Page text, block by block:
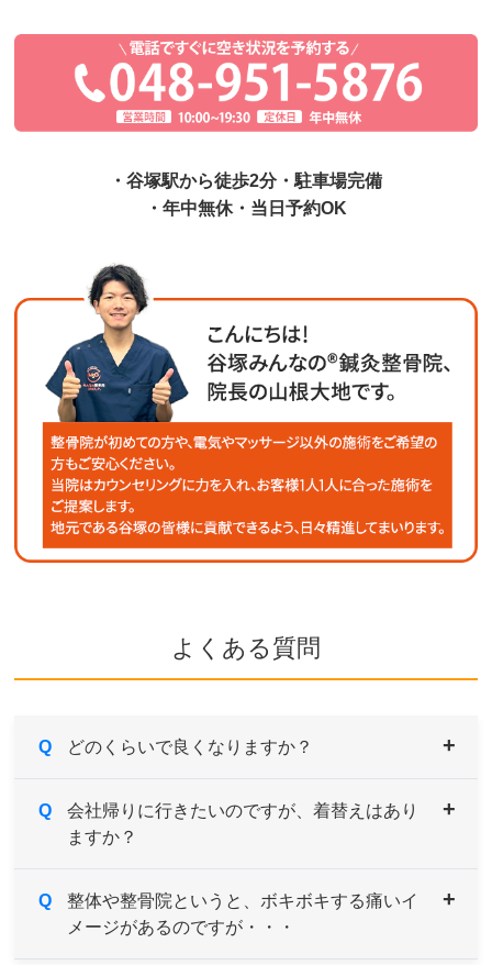
・谷塚駅から徒歩2分・駐車場完備
・年中無休・当日予約OK
よくある質問
Q どのくらいで良くなりますか？
A
症状により異なりますが、痛みや違和感などがあ
るようでしたら続けてご来院していただき、経過
症状の原因である根本を改善していくためには、
約1～３ヶ月を目安とお考えください。
Q
会社帰りに行きたいのですが、着替えはあり
ますか？
A
男性用・女性用と共にご用意しております。サイ
ズも選べますのでお気軽にお申し付けください。
Q
整体や整骨院というと、ボキボキする痛いイ
メージがあるのですが・・・